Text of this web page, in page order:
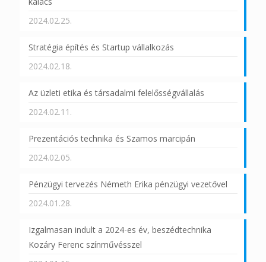
2024.02.25.
Stratégia építés és Startup vállalkozás
2024.02.18.
Az üzleti etika és társadalmi felelősségvállalás
2024.02.11.
Prezentációs technika és Szamos marcipán
2024.02.05.
Pénzügyi tervezés Németh Erika pénzügyi vezetővel
2024.01.28.
Izgalmasan indult a 2024-es év, beszédtechnika
Kozáry Ferenc színművésszel